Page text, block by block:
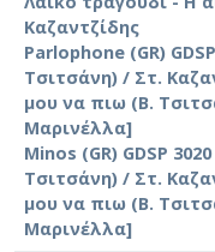
Καζαντζίδης
Parlophone (GR)
Τσιτσάνη) / Στ.
μου να πιω (Β.
Μαρινέλλα]
Minos (GR) GDSP
Τσιτσάνη) / Στ.
μου να πιω (Β.
Μαρινέλλα]